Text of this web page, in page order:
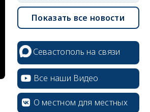
Показать все новости
Севастополь на связи
Все наши Видео
О местном для местных